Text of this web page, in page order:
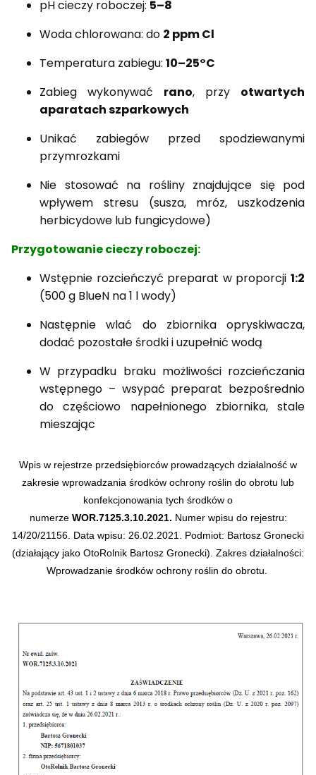
pH cieczy roboczej: 5–8
Woda chlorowana: do 2 ppm Cl
Temperatura zabiegu: 10–25°C
Zabieg wykonywać rano, przy otwartych
aparatach szparkowych
Unikać zabiegów przed spodziewanymi
przymrozkami
Nie stosować na rośliny znajdujące się pod
wpływem stresu (susza, mróz, uszkodzenia
herbicydowe lub fungicydowe)
Przygotowanie cieczy roboczej:
Wstępnie rozcieńczyć preparat w proporcji 1:2
(500 g BlueN na 1 l wody)
Następnie wlać do zbiornika opryskiwacza,
dodać pozostałe środki i uzupełnić wodą
W przypadku braku możliwości rozcieńczania
wstępnego – wsypać preparat bezpośrednio
do częściowo napełnionego zbiornika, stale
mieszając
Wpis w rejestrze przedsiębiorców prowadzących działalność w
zakresie wprowadzania środków ochrony roślin do obrotu lub
konfekcjonowania tych środków o
numerze WOR.7125.3.10.2021. Numer wpisu do rejestru:
14/20/21156. Data wpisu: 26.02.2021. Podmiot: Bartosz Gronecki
(działający jako OtoRolnik Bartosz Gronecki). Zakres działalności:
Wprowadzanie środków ochrony roślin do obrotu.